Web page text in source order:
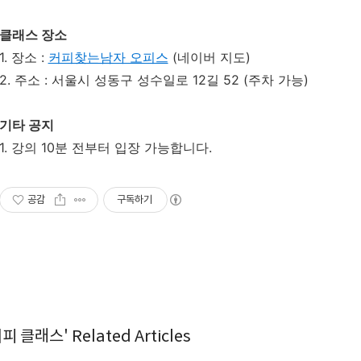
래스 장소
장소 : 커피찾는남자 오피스 (네이버 지도)
주소 : 서울시 성동구 성수일로 12길 52 (주차 가능)
타 공지
강의 10분 전부터 입장 가능합니다.
공감 구독하기
클래스' Related Articles